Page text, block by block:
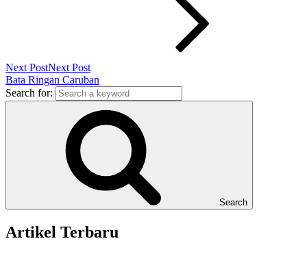
Next PostNext Post
Bata Ringan Caruban
Search for:
Search
Artikel Terbaru